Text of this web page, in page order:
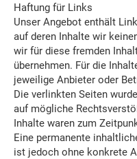
Haftung für Links
Unser Angebot enthält
auf deren Inhalte wir
wir für diese fremden
übernehmen. Für die
jeweilige Anbieter oder
Die verlinkten Seiten
auf mögliche
Inhalte waren zum
Eine permanente
ist jedoch ohne konkrete